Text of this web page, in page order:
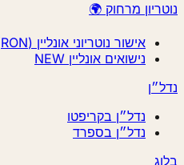
מרחוק 🌍
אישור נוטריוני אונליין (RON)
נישואים אונליין NEW
נדל״ן בקריפטו
נדל״ן בספרד